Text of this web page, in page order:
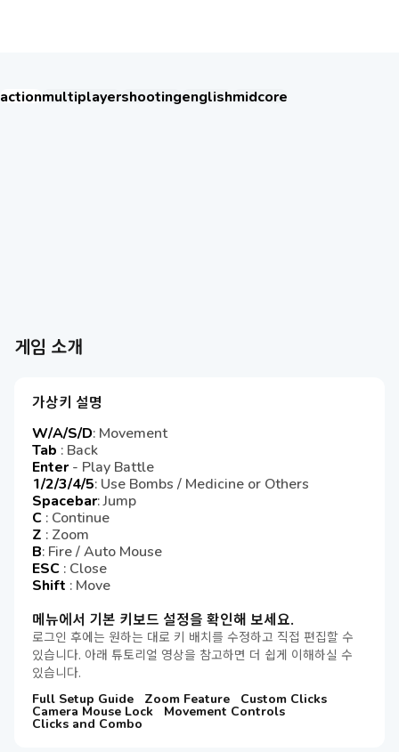
actionmultiplayershootingenglishmidcore
게임 소개
가상키 설명
W/A/S/D: Movement
Tab : Back
Enter- Play Battle
1/2/3/4/5: Use Bombs / Medicine or Others
Spacebar: Jump
C : Continue
Z : Zoom
B: Fire / Auto Mouse
ESC : Close
Shift : Move
메뉴에서 기본 키보드 설정을 확인해 보세요.
로그인 후에는 원하는 대로 키 배치를 수정하고 직접 편집할 수
있습니다. 아래 튜토리얼 영상을 참고하면 더 쉽게 이해하실 수
있습니다.
Full Setup Guide
Zoom Feature
Custom Clicks
Camera Mouse Lock
Movement Controls
Clicks and Combo